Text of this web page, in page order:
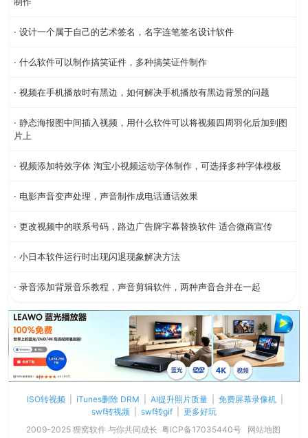
· 设计一个属于自己的艺术签名，名字连笔签名设计软件
· 什么软件可以制作搞笑证件，多种搞笑证件制作
· 视频在手机播放时有黑边，如何解决手机播放有黑边背景的问题
· 静态海报图中间插入视频，用什么软件可以将视频四周羽化后加到图
片上
· 视频添加特效字体 淘宝小视频运动字体制作，可选择多种字体模板
· 电影声音变声处理，声音制作成电话通话效果
· 更改视频中的联系号码，路边广告牌字幕替换软件 适合微商宣传
· 小日本软件运行时出现闪退现象解决方法
· 录音添加背景音乐教程，声音剪辑软件，两种声音合并在一起
ISO转视频 iTunes删除 DRM AI提升照片质量 免费屏幕录像机
swf转视频
swf转gif
更多好玩
2009-2025 狸窝软件 与你共同成长 粤ICP备17035440号
网站地图